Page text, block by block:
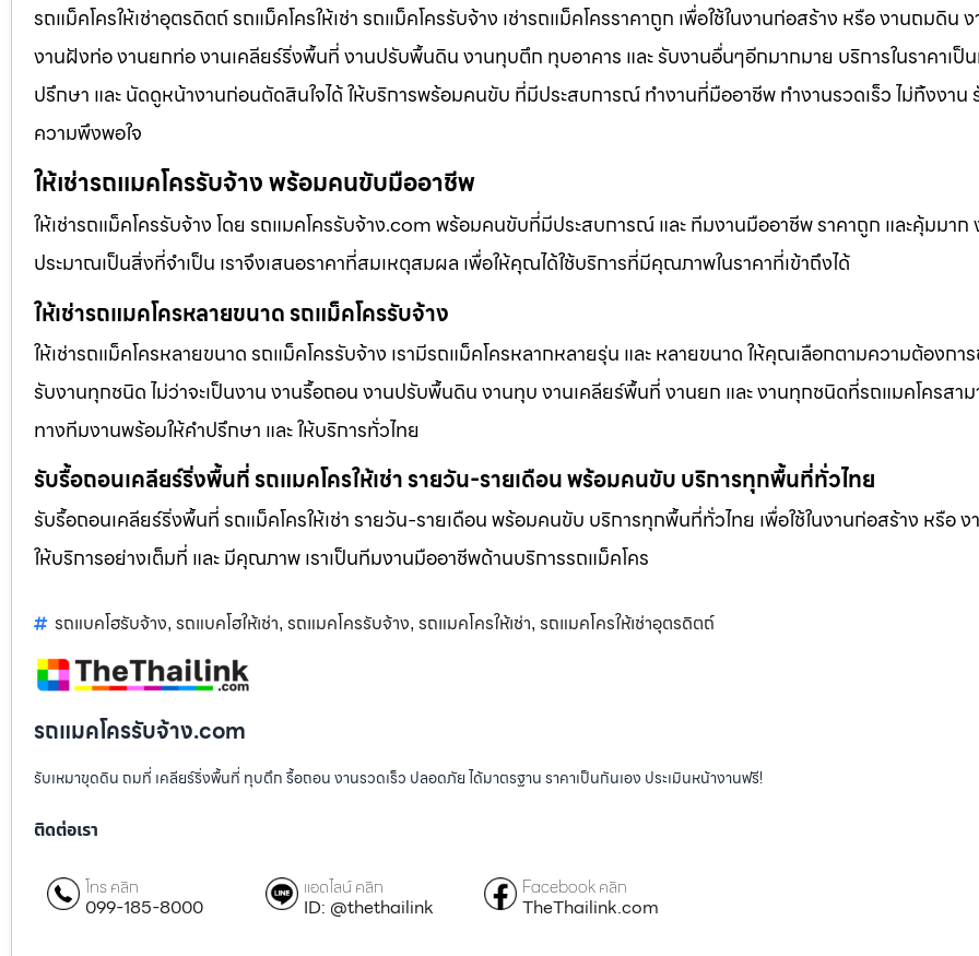
รถแม็คโครให้เช่าอุตรดิตถ์ รถแม็คโครให้เช่า รถแม็คโครรับจ้าง เช่ารถแม็คโครราคาถูก เพื่อใช้ในงานก่อสร้าง หรือ งานถมดิน
งานฝังท่อ งานยกท่อ งานเคลียร์ริ่งพื้นที่ งานปรับพื้นดิน งานทุบตึก ทุบอาคาร และ รับงานอื่นๆอีกมากมาย บริการในราคาเป็
ปรึกษา และ นัดดูหน้างานก่อนตัดสินใจได้ ให้บริการพร้อมคนขับ ที่มีประสบการณ์ ทำงานที่มืออาชีพ ทำงานรวดเร็ว ไม่ทิ้งงาน
ความพึงพอใจ
ให้เช่ารถแมคโครรับจ้าง พร้อมคนขับมืออาชีพ
ให้เช่ารถแม็คโครรับจ้าง โดย รถแมคโครรับจ้าง.com พร้อมคนขับที่มีประสบการณ์ และ ทีมงานมืออาชีพ ราคาถูก และคุ้มมาก
ประมาณเป็นสิ่งที่จำเป็น เราจึงเสนอราคาที่สมเหตุสมผล เพื่อให้คุณได้ใช้บริการที่มีคุณภาพในราคาที่เข้าถึงได้
ให้เช่ารถแมคโครหลายขนาด รถแม็คโครรับจ้าง
ให้เช่ารถแม็คโครหลายขนาด รถแม็คโครรับจ้าง เรามีรถแม็คโครหลากหลายรุ่น และ หลายขนาด ให้คุณเลือกตามความต้องกา
รับงานทุกชนิด ไม่ว่าจะเป็นงาน งานรื้อถอน งานปรับพื้นดิน งานทุบ งานเคลียร์พื้นที่ งานยก และ งานทุกชนิดที่รถแมคโครสาม
ทางทีมงานพร้อมให้คำปรึกษา และ ให้บริการทั่วไทย
รับรื้อถอนเคลียร์ริ่งพื้นที่ รถแมคโครให้เช่า รายวัน-รายเดือน พร้อมคนขับ บริการทุกพื้นที่ทั่วไทย
รับรื้อถอนเคลียร์ริ่งพื้นที่ รถแม็คโครให้เช่า รายวัน-รายเดือน พร้อมคนขับ บริการทุกพื้นที่ทั่วไทย เพื่อใช้ในงานก่อสร้าง หรือ
ให้บริการอย่างเต็มที่ และ มีคุณภาพ เราเป็นทีมงานมืออาชีพด้านบริการรถแม็คโคร
รถแบคโฮรับจ้าง, รถแบคโฮให้เช่า, รถแมคโครรับจ้าง, รถแมคโครให้เช่า, รถแมคโครให้เช่าอุตรดิตถ์
รถแมคโครรับจ้าง.com
รับเหมาขุดดิน ถมที่ เคลียร์ริ่งพื้นที่ ทุบตึก รื้อถอน งานรวดเร็ว ปลอดภัย ได้มาตรฐาน ราคาเป็นกันเอง ประเมินหน้างานฟรี!
ติดต่อเรา
โทร คลิก
099-185-8000
แอดไลน์ คลิก
ID: @thethailink
Facebook คลิก
TheThailink.com